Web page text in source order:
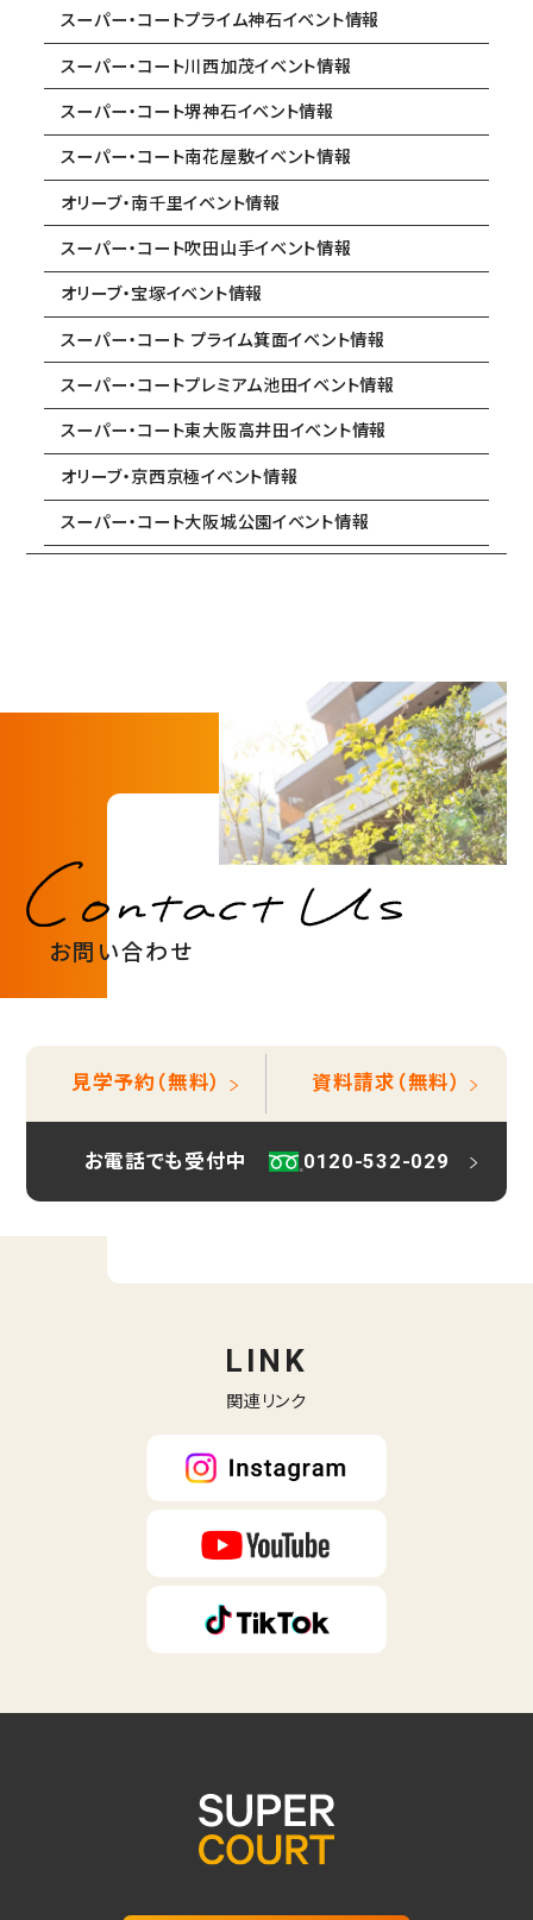
スーパー・コートプライム神石イベント情報
スーパー・コート川西加茂イベント情報
スーパー・コート堺神石イベント情報
スーパー・コート南花屋敷イベント情報
オリーブ・南千里イベント情報
スーパー・コート吹田山手イベント情報
オリーブ・宝塚イベント情報
スーパー・コート プライム箕面イベント情報
スーパー・コートプレミアム池田イベント情報
スーパー・コート東大阪高井田イベント情報
オリーブ・京西京極イベント情報
スーパー・コート大阪城公園イベント情報
お問い合わせ
見学予約（無料） 資料請求（無料）
お電話でも受付中 0120-532-029
LINK
関連リンク